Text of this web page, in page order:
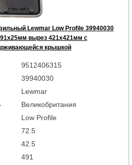
Lewmar Low Profile 39940030
вырез 421x421мм с
крышкой
9512406315
39940030
Lewmar
Великобритания
Low Profile
72.5
42.5
491